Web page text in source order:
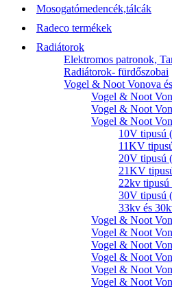
Mosogatómedencék,tálcák
Radeco termékek
Radiátorok
Elektromos patronok,
Radiátorok- fürdőszobai
Vogel & Noot Vonova
Vogel & Noot
Vogel & Noot
Vogel & Noot
10V tipusú
11KV
20V tipusú
21KV
22kv tipusú
30V tipusú
33kv és
Vogel & Noot
Vogel & Noot
Vogel & Noot
Vogel & Noot
Vogel & Noot
Vogel & Noot